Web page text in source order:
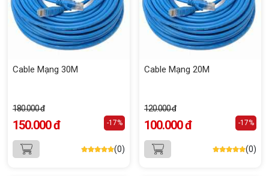
Cable Mạng 30M
180.000 đ
150.000 đ -17%
(0)
Cable Mạng 20M
120.000 đ
100.000 đ -17%
(0)